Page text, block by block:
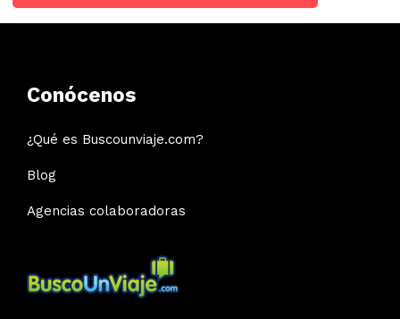
Conócenos
¿Qué es Buscounviaje.com?
Blog
Agencias colaboradoras